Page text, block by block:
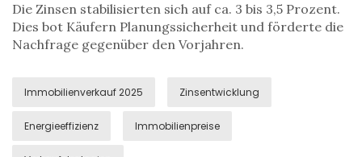
Die Zinsen stabilisierten sich auf ca. 3 bis 3,5 Prozent.
Dies bot Käufern Planungssicherheit und förderte die
Nachfrage gegenüber den Vorjahren.
Immobilienverkauf 2025 Zinsentwicklung
Energieeffizienz Immobilienpreise